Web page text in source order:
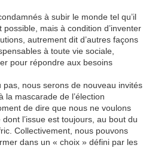
à subir le monde tel qu’il
mais à condition d’inventer
autrement dit d’autres façons
à toute vie sociale,
pour répondre aux besoins
pas, nous serons de nouveau invités
la mascarade de l’élection
de dire que nous ne voulons
l’issue est toujours, au bout du
Collectivement, nous pouvons
dans un « choix » défini par les